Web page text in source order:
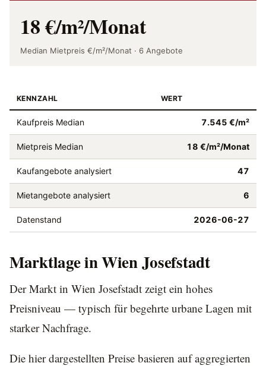
18 €/m²/Monat
Median Mietpreis €/m²/Monat · 6 Angebote
KENNZAHL WERT
Kaufpreis Median 7.545 €/m²
Mietpreis Median 18 €/m²/Monat
Kaufangebote analysiert 47
Mietangebote analysiert 6
Datenstand 2026-06-27
Marktlage in Wien Josefstadt
Der Markt in Wien Josefstadt zeigt ein hohes
Preisniveau — typisch für begehrte urbane Lagen mit
starker Nachfrage.
Die hier dargestellten Preise basieren auf aggregierten